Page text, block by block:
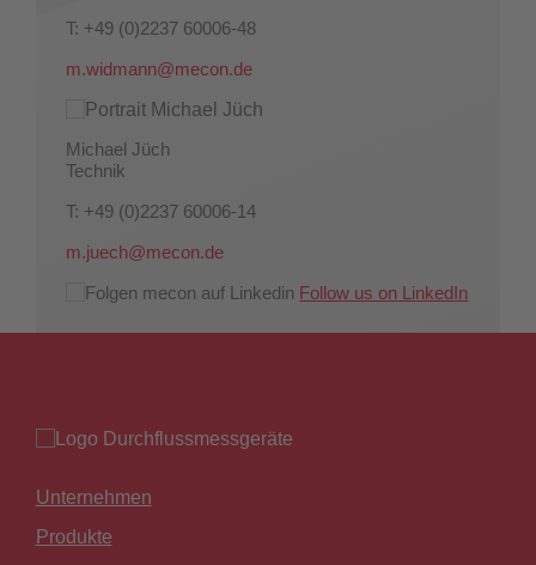
T: +49 (0)2237 60006-48
m.widmann@mecon.de
Michael Jüch
Technik
T: +49 (0)2237 60006-14
m.juech@mecon.de
Follow us on LinkedIn
Unternehmen
Produkte